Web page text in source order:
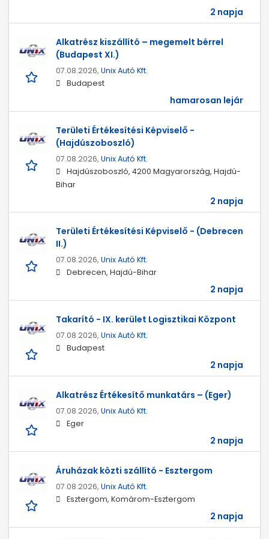
2 napja
Alkatrész kiszállító – megemelt bérrel
(Budapest XI.)
07.08.2026, Unix Autó Kft.
Budapest
hamarosan lejár
Területi Értékesítési Képviselő -
(Hajdúszoboszló)
07.08.2026, Unix Autó Kft.
Hajdúszoboszló, 4200 Magyarország, Hajdú-
Bihar
2 napja
Területi Értékesítési Képviselő - (Debrecen
II.)
07.08.2026, Unix Autó Kft.
Debrecen, Hajdú-Bihar
2 napja
Takarító - IX. kerület Logisztikai Központ
07.08.2026, Unix Autó Kft.
Budapest
2 napja
Alkatrész Értékesítő munkatárs – (Eger)
07.08.2026, Unix Autó Kft.
Eger
2 napja
Áruházak közti szállító - Esztergom
07.08.2026, Unix Autó Kft.
Esztergom, Komárom-Esztergom
2 napja